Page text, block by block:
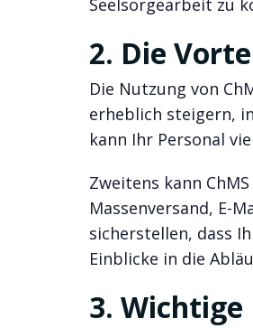
Seelsorgearbeit zu
2. Die
Die Nutzung von
erheblich steigern,
kann Ihr Personal
Zweitens kann
Massenversand, E-
sicherstellen, dass
Einblicke in die
3. Wichtige